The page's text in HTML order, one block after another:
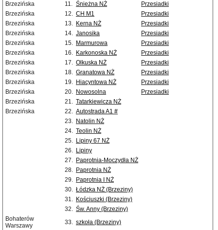
Brzezińska
11. Śnieżna NŻ
Przesiadki
Brzezińska
12. CH M1
Przesiadki
Brzezińska
13. Kerna NŻ
Przesiadki
Brzezińska
14. Janosika
Przesiadki
Brzezińska
15. Marmurowa
Przesiadki
Brzezińska
16. Karkonoska NŻ
Przesiadki
Brzezińska
17. Olkuska NŻ
Przesiadki
Brzezińska
18. Granatowa NŻ
Przesiadki
Brzezińska
19. Hiacyntowa NŻ
Przesiadki
Brzezińska
20. Nowosolna
Przesiadki
Brzezińska
21. Tatarkiewicza NŻ
Brzezińska
22. Autostrada A1 #
23. Natolin NŻ
24. Teolin NŻ
25. Lipiny 67 NŻ
26. Lipiny
27. Paprotnia-Moczydła NŻ
28. Paprotnia NŻ
29. Paprotnia I NŻ
30. Łódzka NŻ (Brzeziny)
31. Kościuszki (Brzeziny)
32. Św. Anny (Brzeziny)
Bohaterów
Warszawy
33. szkoła (Brzeziny)